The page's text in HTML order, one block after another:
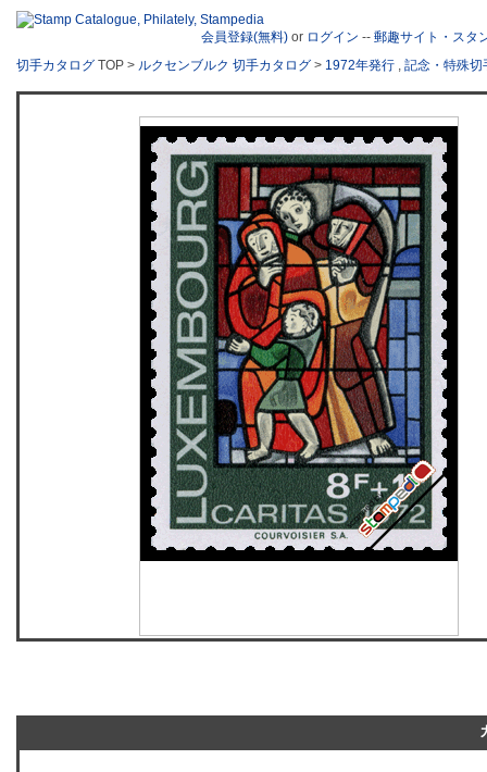
会員登録(無料) or ログイン -- 郵趣サイト・スタ
切手カタログ TOP > ルクセンブルク 切手カタログ > 1972年発行 , 記念・特殊切